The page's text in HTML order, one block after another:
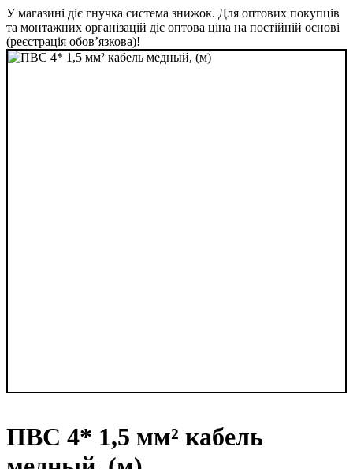
У магазині діє гнучка система знижок. Для оптових покупців
та монтажних організацій діє оптова ціна на постійній основі
(реєстрація обов’язкова)!
ПВС 4* 1,5 мм² кабель